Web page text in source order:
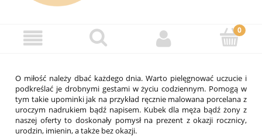
O miłość należy dbać każdego dnia. Warto pielęgnować uczucie i
podkreślać je drobnymi gestami w życiu codziennym. Pomogą w
tym takie upominki jak na przykład ręcznie malowana porcelana z
uroczym nadrukiem bądź napisem. Kubek dla męża bądź żony z
naszej oferty to doskonały pomysł na prezent z okazji rocznicy,
urodzin, imienin, a także bez okazji.